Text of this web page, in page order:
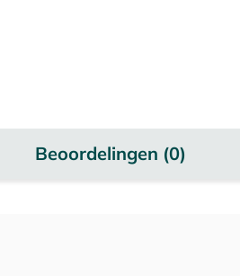
Beoordelingen (0)